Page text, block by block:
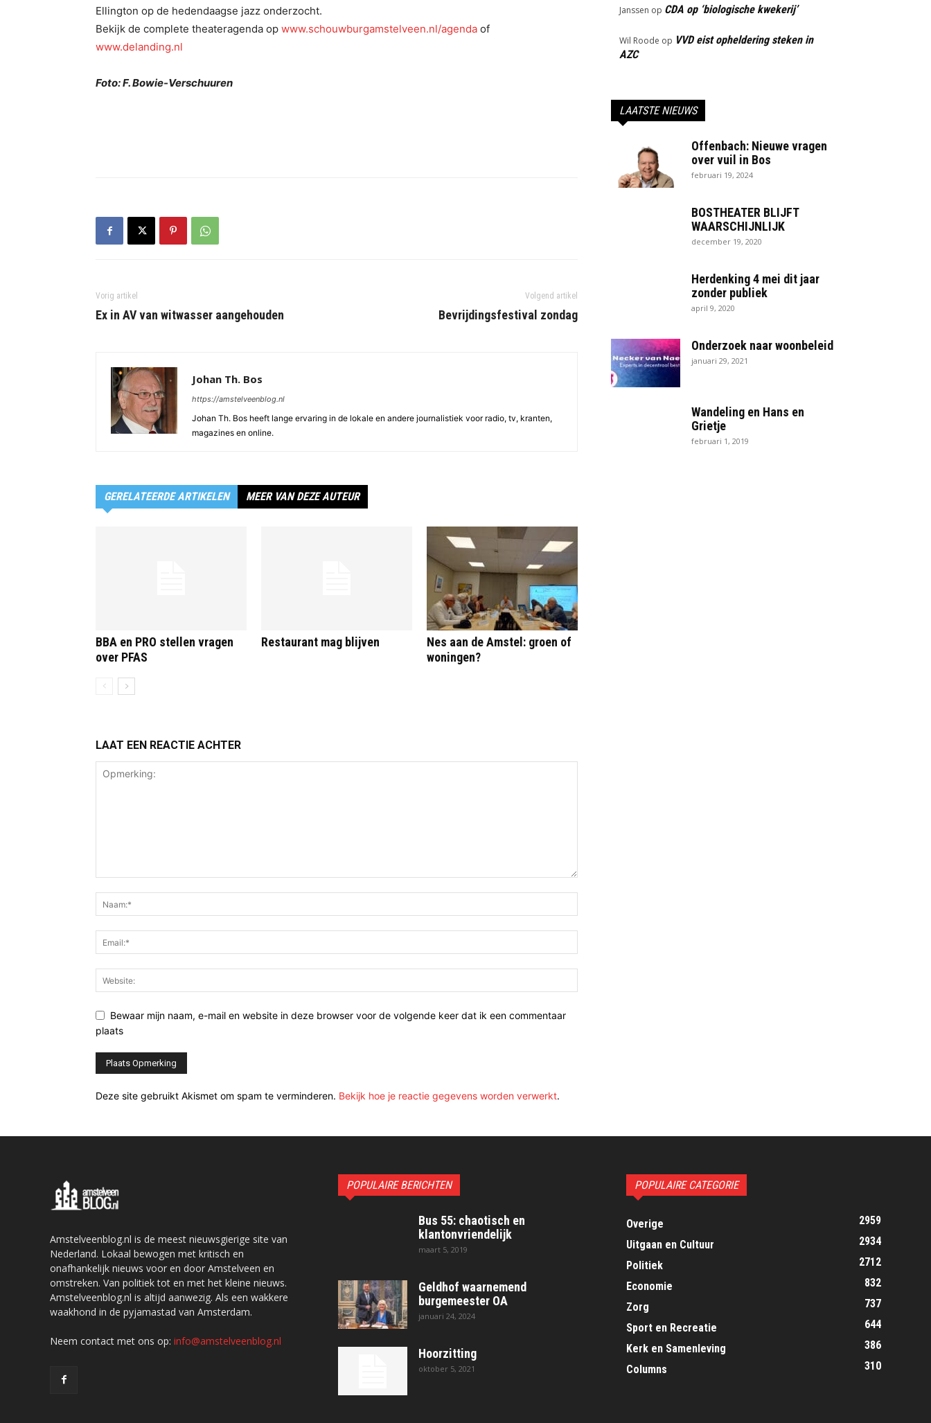
Ellington op de hedendaagse jazz onderzocht.
Bekijk de complete theateragenda op www.schouwburgamstelveen.nl/agenda of
www.delanding.nl
Foto: F. Bowie-Verschuuren
Vorig artikel
Ex in AV van witwasser aangehouden
Volgend artikel
Bevrijdingsfestival zondag
Johan Th. Bos
https://amstelveenblog.nl
Johan Th. Bos heeft lange ervaring in de lokale en andere journalistiek voor radio, tv, kranten,
magazines en online.
GERELATEERDE ARTIKELEN MEER VAN DEZE AUTEUR
BBA en PRO stellen vragen
over PFAS
Restaurant mag blijven
Nes aan de Amstel: groen of
woningen?
LAAT EEN REACTIE ACHTER
Bewaar mijn naam, e-mail en website in deze browser voor de volgende keer dat ik een commentaar
plaats
Deze site gebruikt Akismet om spam te verminderen. Bekijk hoe je reactie gegevens worden verwerkt.
Janssen op CDA op ‘biologische kwekerij’
Wil Roode op VVD eist opheldering steken in
AZC
LAATSTE NIEUWS
Offenbach: Nieuwe vragen
over vuil in Bos
februari 19, 2024
BOSTHEATER BLIJFT
WAARSCHIJNLIJK
december 19, 2020
Herdenking 4 mei dit jaar
zonder publiek
april 9, 2020
Onderzoek naar woonbeleid
januari 29, 2021
Wandeling en Hans en
Grietje
februari 1, 2019
Amstelveenblog.nl is de meest nieuwsgierige site van
Nederland. Lokaal bewogen met kritisch en
onafhankelijk nieuws voor en door Amstelveen en
omstreken. Van politiek tot en met het kleine nieuws.
Amstelveenblog.nl is altijd aanwezig. Als een wakkere
waakhond in de pyjamastad van Amsterdam.
Neem contact met ons op: info@amstelveenblog.nl
POPULAIRE BERICHTEN
Bus 55: chaotisch en
klantonvriendelijk
maart 5, 2019
Geldhof waarnemend
burgemeester OA
januari 24, 2024
Hoorzitting
oktober 5, 2021
POPULAIRE CATEGORIE
Overige
2959
Uitgaan en Cultuur
2934
Politiek
2712
Economie
832
Zorg
737
Sport en Recreatie
644
Kerk en Samenleving
386
Columns
310